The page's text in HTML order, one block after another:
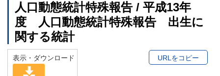
人口動態統計特殊報告 / 平成13年
度 人口動態統計特殊報告 出生に
関する統計
表示・ダウンロード URLをコピー